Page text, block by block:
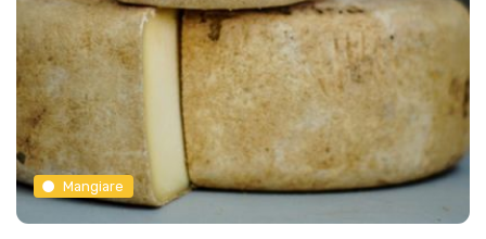
Mangiare